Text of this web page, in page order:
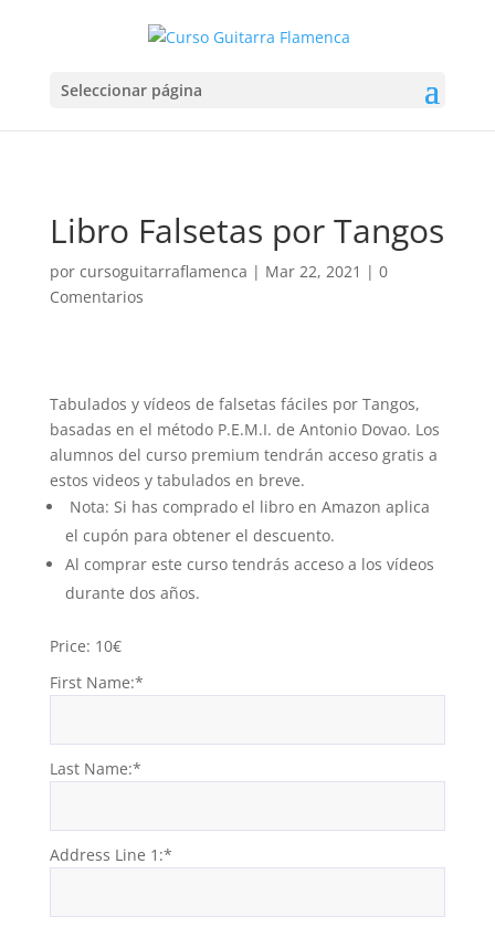
Seleccionar página
Libro Falsetas por Tangos
por cursoguitarraflamenca | Mar 22, 2021 | 0
Comentarios
Tabulados y vídeos de falsetas fáciles por Tangos,
basadas en el método P.E.M.I. de Antonio Dovao. Los
alumnos del curso premium tendrán acceso gratis a
estos videos y tabulados en breve.
Nota: Si has comprado el libro en Amazon aplica
el cupón para obtener el descuento.
Al comprar este curso tendrás acceso a los vídeos
durante dos años.
Price: 10€
First Name:*
Last Name:*
Address Line 1:*